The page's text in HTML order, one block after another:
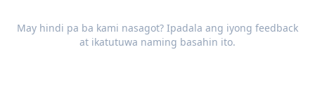
May hindi pa ba kami nasagot? Ipadala ang iyong feedback
at ikatutuwa naming basahin ito.